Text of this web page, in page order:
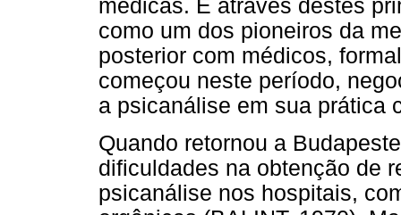
médicas. É através destes
como um dos pioneiros da
posterior com médicos,
começou neste período,
a psicanálise em sua prática
Quando retornou a
dificuldades na obtenção de
psicanálise nos hospitais,